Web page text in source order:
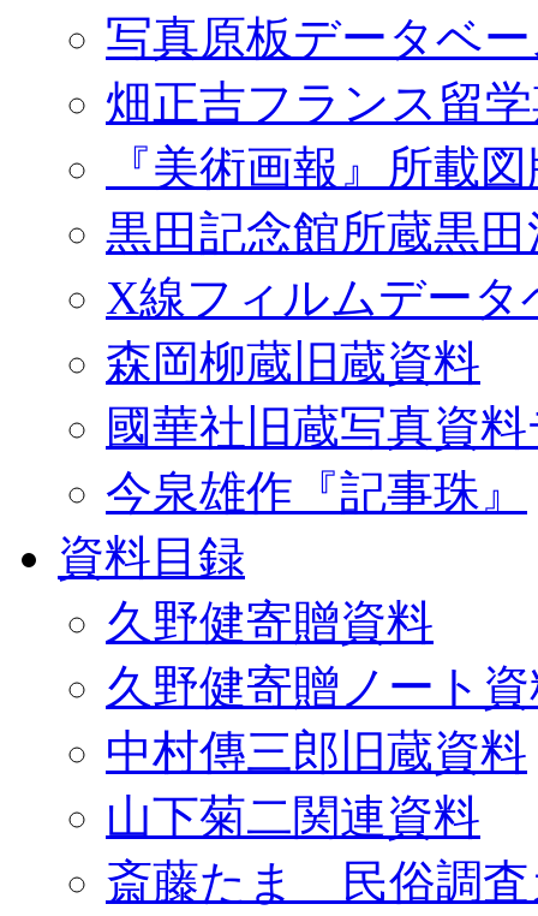
写真原板データベ
畑正吉フランス留
『美術画報』所載
黒田記念館所蔵黒
X線フィルムデータ
森岡柳蔵旧蔵資料
國華社旧蔵写真資
今泉雄作『記事珠』
資料目録
久野健寄贈資料
久野健寄贈ノート
中村傳三郎旧蔵資料
山下菊二関連資料
斎藤たま 民俗調査